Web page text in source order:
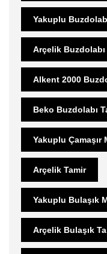
Yakuplu
Arçelik Buzdolabı
Alkent 2000
Beko Buzdolabı
Yakuplu Çamaşır
Arçelik Tamir
Yakuplu Bulaşık
Arçelik Bulaşık